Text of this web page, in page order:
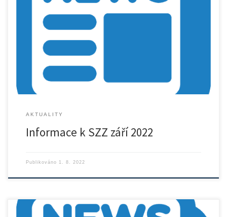
Důležité termíny: Odevzdání diplomové nebo bakalářské práce – do
AKTUALITY
Informace k SZZ září 2022
Publikováno 1. 8. 2022